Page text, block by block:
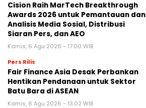
Cision Raih MarTech Breakthrough
Awards 2026 untuk Pemantauan dan
Analisis Media Sosial, Distribusi
Siaran Pers, dan AEO
Kamis, 6 Agu 2026 - 17:00 WIB
Pers Rilis
Fair Finance Asia Desak Perbankan
Hentikan Pendanaan untuk Sektor
Batu Bara di ASEAN
Kamis, 6 Agu 2026 - 13:02 WIB